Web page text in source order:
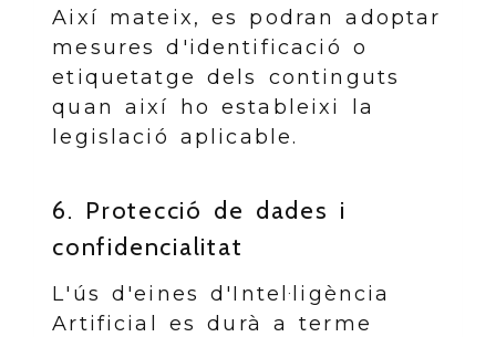
Així mateix, es podran adoptar
mesures d'identificació o
etiquetatge dels continguts
quan així ho estableixi la
legislació aplicable.
6. Protecció de dades i
confidencialitat
L'ús d'eines d'Intel·ligència
Artificial es durà a terme